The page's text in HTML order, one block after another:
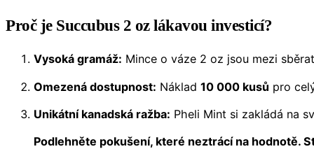
Proč je Succubus 2 oz lákavou investicí?
Vysoká gramáž: Mince o váze 2 oz jsou mezi
Omezená dostupnost: Náklad 10 000 kusů pro
Unikátní kanadská ražba: Pheli Mint si zakládá na
Podlehněte pokušení, které neztrácí na hodnotě.